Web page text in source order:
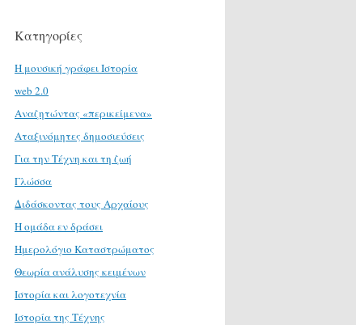
Κατηγορίες
H μουσική γράφει Ιστορία
web 2.0
Αναζητώντας «περικείμενα»
Αταξινόμητες δημοσιεύσεις
Για την Τέχνη και τη ζωή
Γλώσσα
Διδάσκοντας τους Αρχαίους
Η ομάδα εν δράσει
Ημερολόγιο Καταστρώματος
Θεωρία ανάλυσης κειμένων
Ιστορία και λογοτεχνία
Ιστορία της Τέχνης